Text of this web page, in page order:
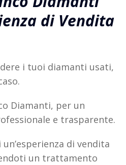
di Vendita
i tuoi diamanti usati,
Diamanti, per un
e trasparente.
di vendita
un trattamento